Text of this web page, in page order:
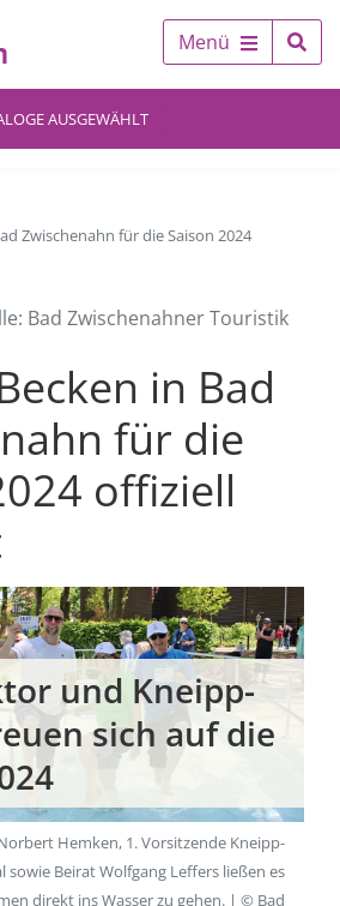
Menü
AUSGEWÄHLT
Zwischenahn für die Saison 2024
Bad Zwischenahner Touristik
in Bad
für die
offiziell
und Kneipp-
sich auf die
Hemken, 1. Vorsitzende Kneipp-
sowie Beirat Wolfgang Leffers ließen es
direkt ins Wasser zu gehen. | © Bad